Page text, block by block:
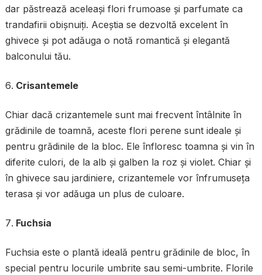
dar păstrează aceleași flori frumoase și parfumate ca
trandafirii obișnuiți. Aceștia se dezvoltă excelent în
ghivece și pot adăuga o notă romantică și elegantă
balconului tău.
Crisantemele
Chiar dacă crizantemele sunt mai frecvent întâlnite în
grădinile de toamnă, aceste flori perene sunt ideale și
pentru grădinile de la bloc. Ele înfloresc toamna și vin în
diferite culori, de la alb și galben la roz și violet. Chiar și
în ghivece sau jardiniere, crizantemele vor înfrumuseța
terasa și vor adăuga un plus de culoare.
Fuchsia
Fuchsia este o plantă ideală pentru grădinile de bloc, în
special pentru locurile umbrite sau semi-umbrite. Florile